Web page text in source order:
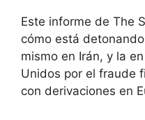
Este informe de The
cómo está
mismo en Irán, y la
Unidos por el fraude
con derivaciones en